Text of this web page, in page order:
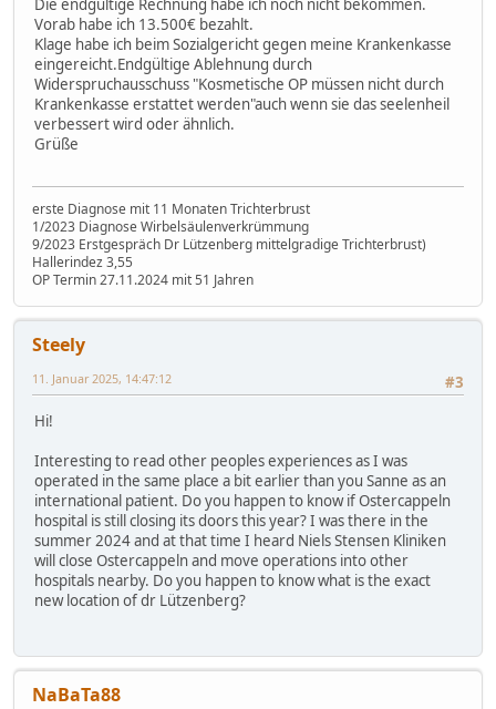
Die endgültige Rechnung habe ich noch nicht bekommen.
Vorab habe ich 13.500€ bezahlt.
Klage habe ich beim Sozialgericht gegen meine Krankenkasse
eingereicht.Endgültige Ablehnung durch
Widerspruchausschuss "Kosmetische OP müssen nicht durch
Krankenkasse erstattet werden"auch wenn sie das seelenheil
verbessert wird oder ähnlich.
Grüße
erste Diagnose mit 11 Monaten Trichterbrust
1/2023 Diagnose Wirbelsäulenverkrümmung
9/2023 Erstgespräch Dr Lützenberg mittelgradige Trichterbrust)
Hallerindez 3,55
OP Termin 27.11.2024 mit 51 Jahren
Steely
#3
11. Januar 2025, 14:47:12
Hi!
Interesting to read other peoples experiences as I was
operated in the same place a bit earlier than you Sanne as an
international patient. Do you happen to know if Ostercappeln
hospital is still closing its doors this year? I was there in the
summer 2024 and at that time I heard Niels Stensen Kliniken
will close Ostercappeln and move operations into other
hospitals nearby. Do you happen to know what is the exact
new location of dr Lützenberg?
NaBaTa88